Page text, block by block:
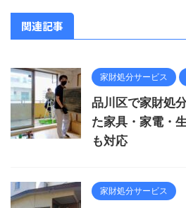
関連記事
家財処分サービス
品川区で家財処
た家具・家電・
も対応
家財処分サービス